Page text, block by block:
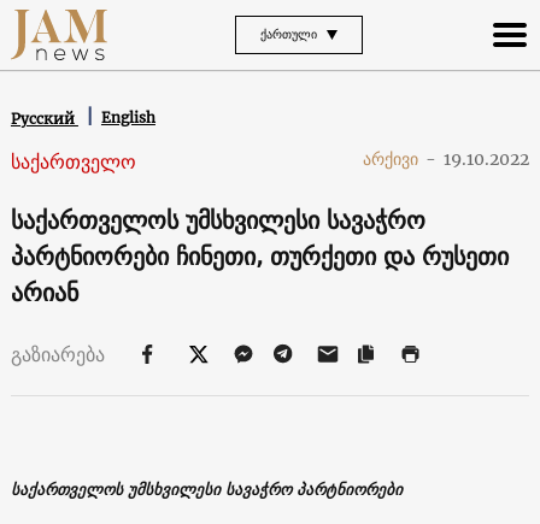
ᲥᲐᲠᲗᲣᲚᲘ
Русский English
საქართველო არქივი - 19.10.2022
საქართველოს უმსხვილესი სავაჭრო
პარტნიორები ჩინეთი, თურქეთი და რუსეთი
არიან
გაზიარება
საქართველოს უმსხვილესი სავაჭრო პარტნიორები